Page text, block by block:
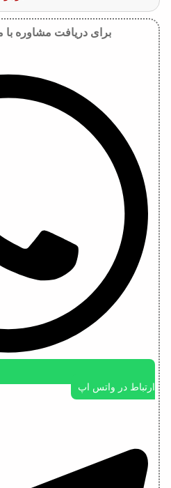
برای دریافت مشاوره با
ارتباط در واتس اپ